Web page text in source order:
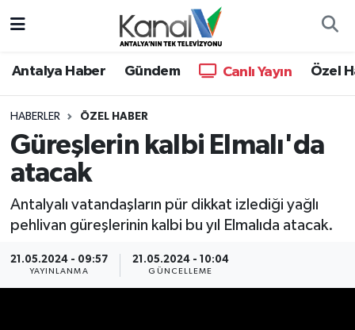
Antalya Haber Gündem Canlı Yayın Özel
HABERLER ÖZEL HABER
Güreşlerin kalbi Elmalı'da
atacak
Antalyalı vatandaşların pür dikkat izlediği yağlı
pehlivan güreşlerinin kalbi bu yıl Elmalıda atacak.
21.05.2024 - 09:57
YAYINLANMA
21.05.2024 - 10:04
GÜNCELLEME
Antalya Haber
Dünya
Eğitim
Ekonomi
Gündem
Hava Durumu
Trafik Durumu
Süper Lig Puan Durumu ve Fikstür
Tüm Manşetler
Son Dakika Haberleri